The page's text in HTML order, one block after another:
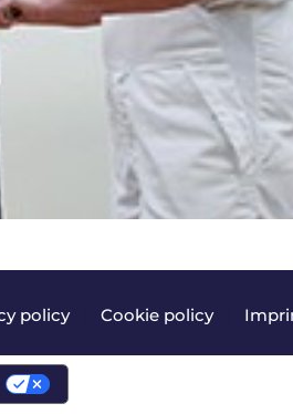
policy| Cookie policy|